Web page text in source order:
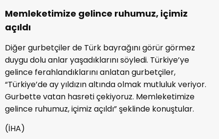
Memleketimize gelince ruhumuz, içimiz
açıldı
Diğer gurbetçiler de Türk bayrağını görür görmez
duygu dolu anlar yaşadıklarını söyledi. Türkiye’ye
gelince ferahlandıklarını anlatan gurbetçiler,
“Türkiye’de ay yıldızın altında olmak mutluluk veriyor.
Gurbette vatan hasreti çekiyoruz. Memleketimize
gelince ruhumuz, içimiz açıldı” şeklinde konuştular.
(İHA)